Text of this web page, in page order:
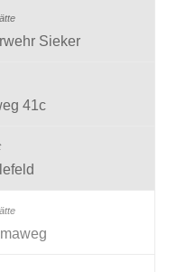
Sieker
41c